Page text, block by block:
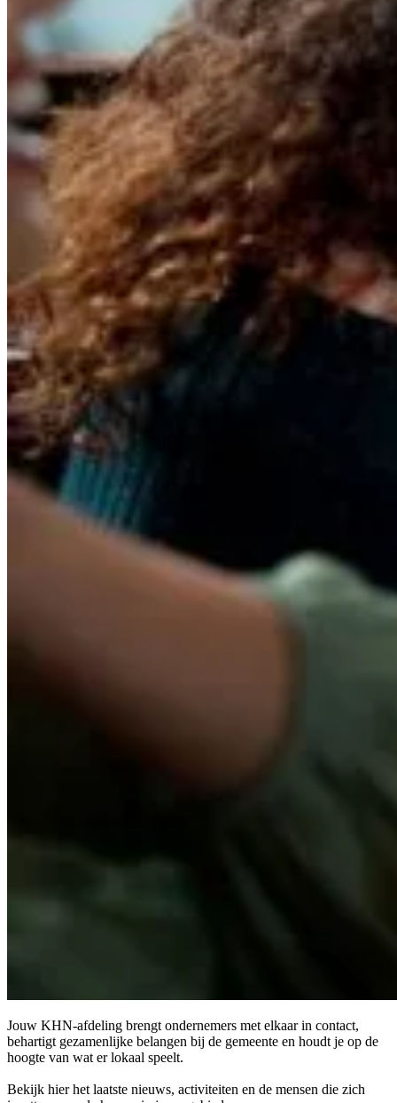
Jouw KHN-afdeling brengt ondernemers met elkaar in contact,
behartigt gezamenlijke belangen bij de gemeente en houdt je op de
hoogte van wat er lokaal speelt.
Bekijk hier het laatste nieuws, activiteiten en de mensen die zich